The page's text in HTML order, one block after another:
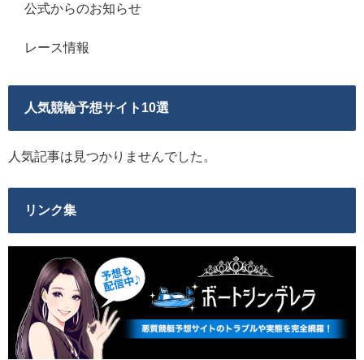
公式からのお知らせ
レース情報
人気競輪予想サイト10選
人気記事は見つかりませんでした。
リンク集